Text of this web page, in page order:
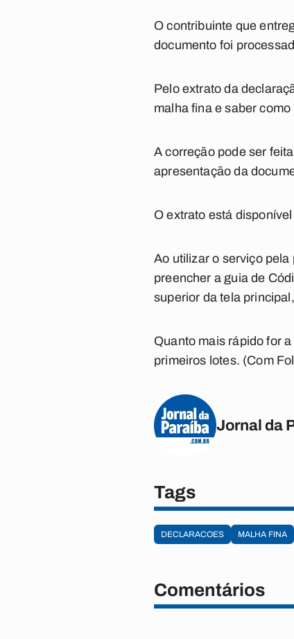
O contribuinte que
documento foi
Pelo extrato da
malha fina e saber
A correção pode ser
apresentação da
O extrato está
Ao utilizar o serviço
preencher a guia de
superior da tela
Quanto mais rápido for
primeiros lotes. (Com
Jornal da
Tags
DECLARACOES MALHA FINA
Comentários